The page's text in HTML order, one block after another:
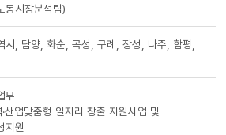
동시장분석팀)
시, 담양, 화순, 곡성, 구례, 장성, 나주, 함평,
무
산업맞춤형 일자리 창출 지원사업 및
지원